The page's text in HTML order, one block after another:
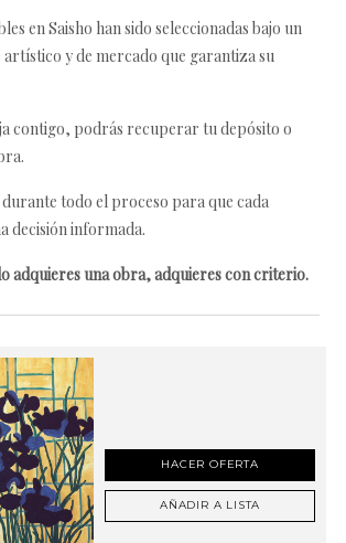
en Saisho han sido seleccionadas bajo un
artístico y de mercado que garantiza su
contigo, podrás recuperar tu depósito o
todo el proceso para que cada
decisión informada.
adquieres una obra, adquieres con criterio.
HACER OFERTA
AÑADIR A LISTA